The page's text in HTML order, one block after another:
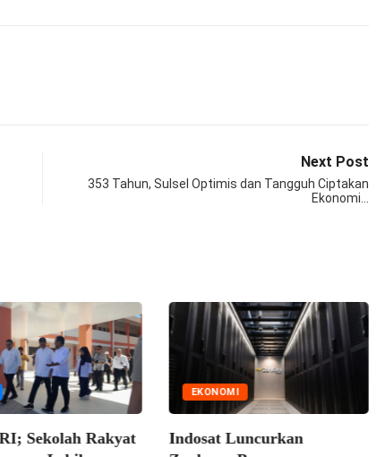
Next Post
353 Tahun, Sulsel Optimis dan Tangguh Ciptakan
Ekonomi…
Sekolah Rakyat
EKONOMI
Indosat Luncurkan